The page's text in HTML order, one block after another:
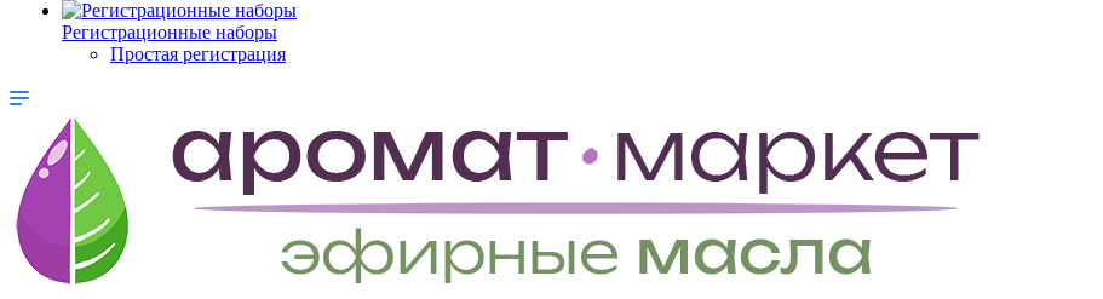
Регистрационные наборы
Простая регистрация